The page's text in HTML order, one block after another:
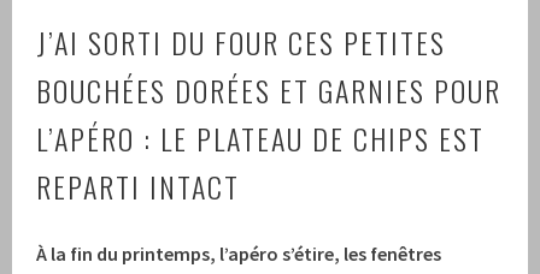
J’AI SORTI DU FOUR CES PETITES
BOUCHÉES DORÉES ET GARNIES POUR
L’APÉRO : LE PLATEAU DE CHIPS EST
REPARTI INTACT
À la fin du printemps, l’apéro s’étire, les fenêtres